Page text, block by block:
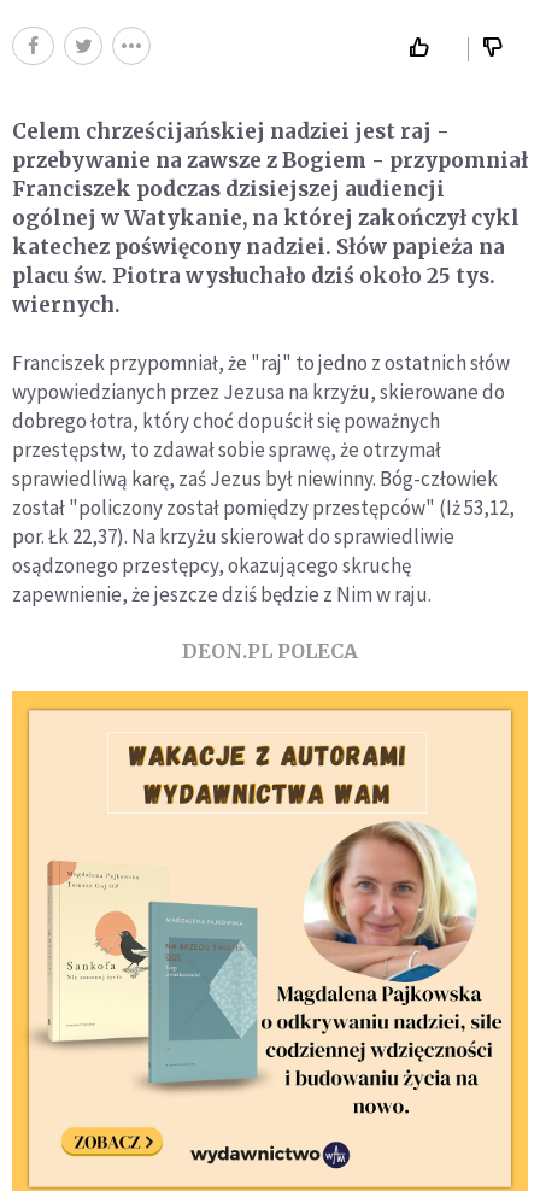
Celem chrześcijańskiej nadziei jest raj -
przebywanie na zawsze z Bogiem - przypomniał
Franciszek podczas dzisiejszej audiencji
ogólnej w Watykanie, na której zakończył cykl
katechez poświęcony nadziei. Słów papieża na
placu św. Piotra wysłuchało dziś około 25 tys.
wiernych.
Franciszek przypomniał, że "raj" to jedno z ostatnich słów
wypowiedzianych przez Jezusa na krzyżu, skierowane do
dobrego łotra, który choć dopuścił się poważnych
przestępstw, to zdawał sobie sprawę, że otrzymał
sprawiedliwą karę, zaś Jezus był niewinny. Bóg-człowiek
został "policzony został pomiędzy przestępców" (Iż 53,12,
por. Łk 22,37). Na krzyżu skierował do sprawiedliwie
osądzonego przestępcy, okazującego skruchę
zapewnienie, że jeszcze dziś będzie z Nim w raju.
DEON.PL POLECA